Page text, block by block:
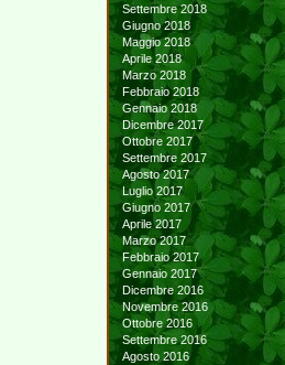
Settembre 2018
Giugno 2018
Maggio 2018
Aprile 2018
Marzo 2018
Febbraio 2018
Gennaio 2018
Dicembre 2017
Ottobre 2017
Settembre 2017
Agosto 2017
Luglio 2017
Giugno 2017
Aprile 2017
Marzo 2017
Febbraio 2017
Gennaio 2017
Dicembre 2016
Novembre 2016
Ottobre 2016
Settembre 2016
Agosto 2016